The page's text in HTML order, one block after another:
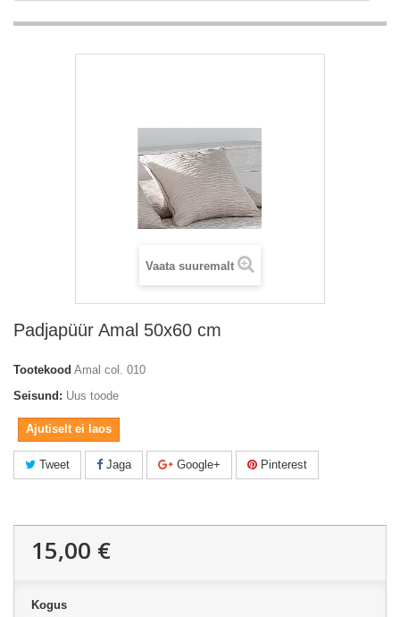
Vaata suuremalt
Padjapüür Amal 50x60 cm
Tootekood Amal col. 010
Seisund: Uus toode
Ajutiselt ei laos
Tweet Jaga Google+ Pinterest
15,00 €
Kogus